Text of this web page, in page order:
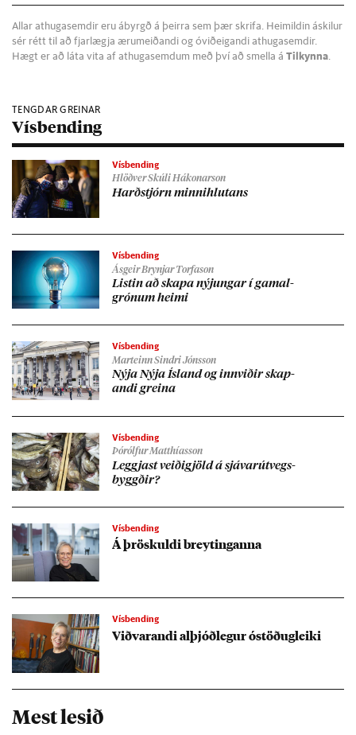
Allar athugasemdir eru ábyrgð á þeirra sem þær skrifa. Heimildin áskilur
sér rétt til að fjarlægja ærumeiðandi og óviðeigandi athugasemdir.
Hægt er að láta vita af athugasemdum með því að smella á Tilkynna
TENGDAR GREINAR
Vísbending
Vísbending
Hlöðver Skúli Hákonarson
Harð­stjórn minni­hlut­ans
Vísbending
Ásgeir Brynjar Torfason
List­in að skapa nýj­ung­ar í gam­al­
grón­um heimi
Vísbending
Marteinn Sindri Jónsson
Nýja Nýja Ís­land og inn­við­ir skap­
andi greina
Vísbending
Þórólfur Matthíasson
Leggj­ast veiði­gjöld á sjáv­ar­út­vegs­
byggð­ir?
Vísbending
Á þrösk­uldi breyt­ing­anna
Vísbending
Við­var­andi al­þjóð­leg­ur óstöð­ug­leiki
Mest lesið